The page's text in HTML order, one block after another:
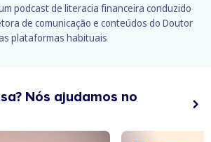
podcast de literacia financeira conduzido
de comunicação e conteúdos do Doutor
plataformas habituais
Nós ajudamos no